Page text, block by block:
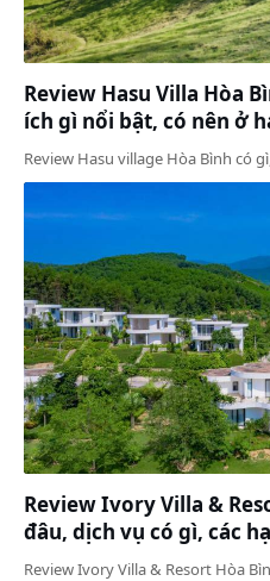
Review Hasu Villa Hòa
ích gì nổi bật, có nên ở
Review Hasu village Hòa Bình có
Review Ivory Villa &
đâu, dịch vụ có gì, các
Review Ivory Villa & Resort Hòa